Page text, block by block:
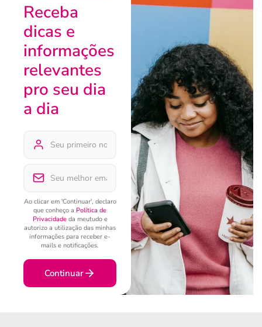
Receba
dicas e
informações
relevantes
pro seu dia
a dia
Ao clicar em 'Continuar', declaro
que conheço a Política de
Privacidadeda meutudo e
autorizo a utilização das minhas
informações para receber e-
mails e notificações.
Continuar